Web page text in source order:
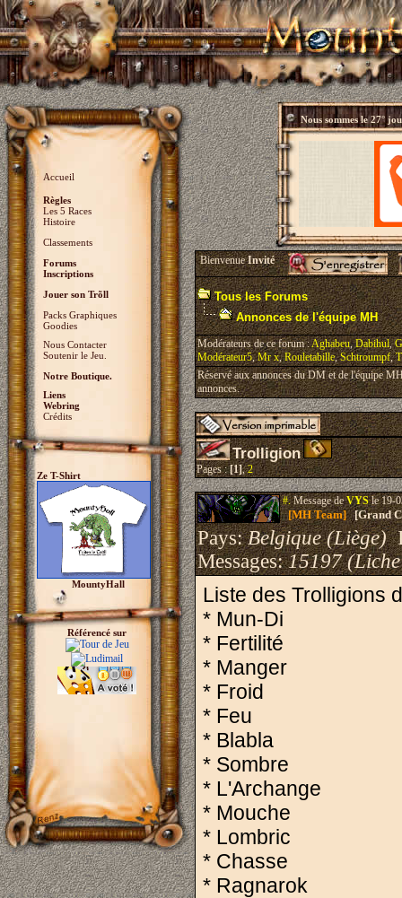
Accueil
Règles
Les 5 Races
Histoire
Classements
Forums
Inscriptions
Jouer son Trõll
Packs Graphiques
Goodies
Nous Contacter
Soutenir le Jeu.
Notre Boutique.
Liens
Webring
Crédits
Ze T-Shirt
MountyHall
Référencé sur
Nous sommes le27°
BienvenueInvité
Tous les Forums
Annonces de l'équipe MH
Modérateurs de ce forum :Aghabeu,Dabihul,
Modérateur5,Mr x,Rouletabille,Schtroumpf,
Réservé aux annonces du DM et de l'équipe
annonces.
Trolligion
Pages :[1],2
#.Message deVYSle 19-
[MH Team][Grand
Pays:Belgique (Liège)
Messages:15197
Liste des Trolligions
* Mun-Di
* Fertilité
* Manger
* Froid
* Feu
* Blabla
* Sombre
* L'Archange
* Mouche
* Lombric
* Chasse
* Ragnarok